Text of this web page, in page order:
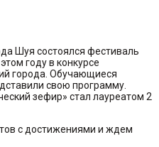
Шуя состоялся фестиваль
году в конкурсе
города. Обучающиеся
свою программу.
зефир» стал лауреатом 2
с достижениями и ждем